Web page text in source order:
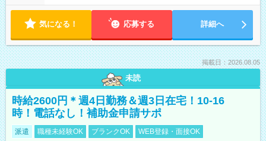
気になる！ 応募する 詳細へ
掲載日：2026.08.05
未読
時給2600円＊週4日勤務＆週3日在宅！10-16
時！電話なし！補助金申請サポ
派遣 職種未経験OK ブランクOK WEB登録・面接OK